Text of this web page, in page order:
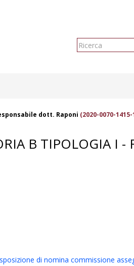
Form
dott. Raponi (2020-0070-1415-
B TIPOLOGIA I -
di nomina commissione